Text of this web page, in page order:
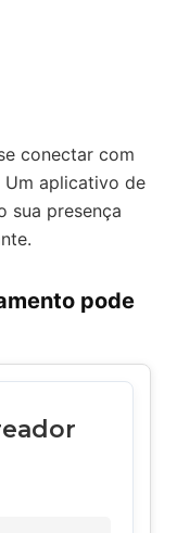
conectar com
aplicativo de
sua presença
pode